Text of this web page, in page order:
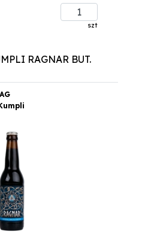
szt
RAGNAR BUT.